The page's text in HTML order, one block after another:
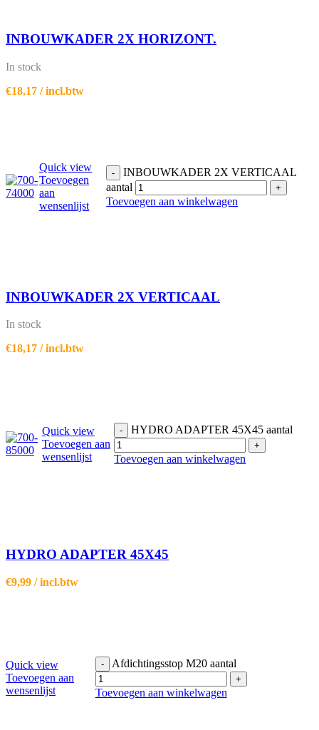
INBOUWKADER 2X HORIZONT.
In stock
€18,17 / incl.btw
Quick view
Toevoegen
aan
wensenlijst
-
INBOUWKADER 2X VERTICAAL
aantal
+
Toevoegen aan winkelwagen
INBOUWKADER 2X VERTICAAL
In stock
€18,17 / incl.btw
Quick view
Toevoegen aan
wensenlijst
- HYDRO ADAPTER 45X45 aantal
+
Toevoegen aan winkelwagen
HYDRO ADAPTER 45X45
€9,99 / incl.btw
Quick view
Toevoegen aan
wensenlijst
- Afdichtingsstop M20 aantal
+
Toevoegen aan winkelwagen